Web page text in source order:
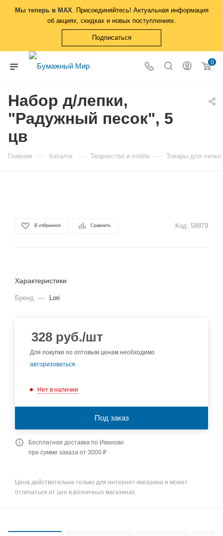
Мы теперь в MAX. Присоединяйтесь! Актуальная информация
об акциях, скидках и новых поступлениях.
Подписаться
0
Набор д/лепки,
"Радужный песок", 5
цв
Главная — Каталог — Творчество и хобби — Товары для лепки
В избранное Сравнить Код: 58879
Характеристики
Бренд — Lori
328 руб./шт
Для покупки по оптовым ценам необходимо
авторизоваться.
Нет в наличии
Под заказ
Бесплатная доставка по Иваново
при сумме заказа от 3000 ₽
Цена действительна только для интернет-магазина и может
отличаться от цен в розничных магазинах